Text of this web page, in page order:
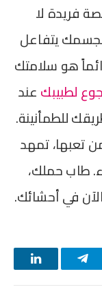
فريدة لا
يتفاعل
هو سلامتك
لطبيبكعند
للطمأنينة.
تعبها، تمهد
طاب حملك،
في أحشائك.
تيلقرام لينكدإن